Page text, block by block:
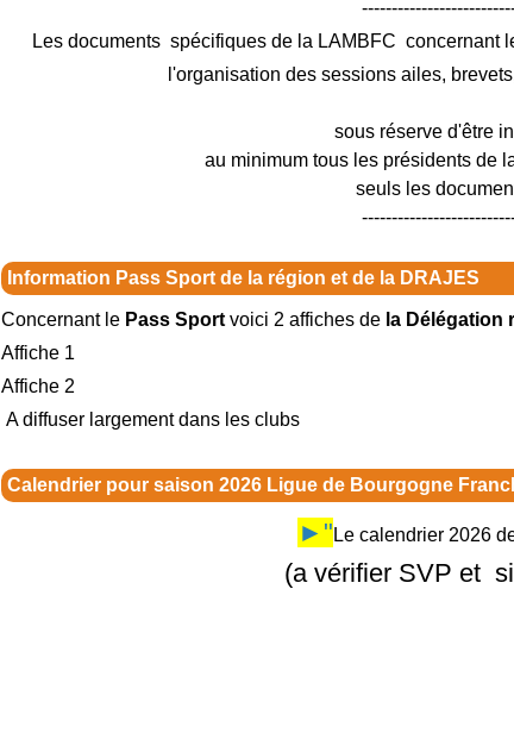
Les documents spécifiques de la LAMBFC concernant
l'organisation des sessions ailes,
sous réserve d'être
au minimum tous les présidents de
seuls les
Information Pass Sport de la région et de la DRAJES
Concernant le Pass Sport voici 2 affiches de la Délégation
Affiche 1
Affiche 2
A diffuser largement dans les clubs
Calendrier pour saison 2026 Ligue de Bourgogne
►" Le calendrier 2026
(a vérifier SVP et